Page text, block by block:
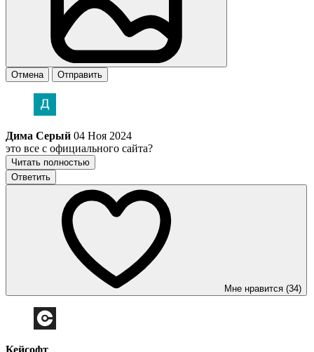
Отмена Отправить
Дима Серый 04 Ноя 2024
это все с официального сайта?
Читать полностью
Ответить
Мне нравится (34)